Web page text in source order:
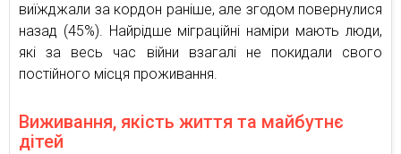
виїжджали за кордон раніше, але згодом повернулися
назад (45%). Найрідше міграційні наміри мають люди,
які за весь час війни взагалі не покидали свого
постійного місця проживання.
Виживання, якість життя та майбутнє
дітей